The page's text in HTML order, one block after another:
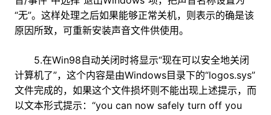
“无”。这样处理之后如果能够正常关机，则表示的确是该
原因所致，可重新安装声音文件供使用。
5.在Win98自动关闭时将显示“现在可以安全地关闭
计算机了”，这个内容是由Windows目录下的“logos.sys”
文件完成的，如果这个文件损坏则不能出现上述提示，而
以文本形式提示：“you can now safely turn off you